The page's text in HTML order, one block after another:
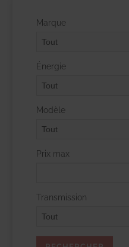
Marque
Énergie
Modèle
Prix max
Transmission